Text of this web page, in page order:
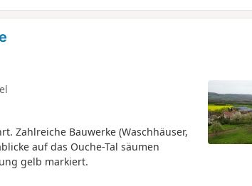
Zahlreiche Bauwerke (Waschhäuser,
auf das Ouche-Tal säumen
gelb markiert.